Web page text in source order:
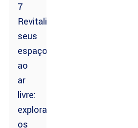
7
Revitalize
seus
espaços
ao
ar
livre:
explorando
os